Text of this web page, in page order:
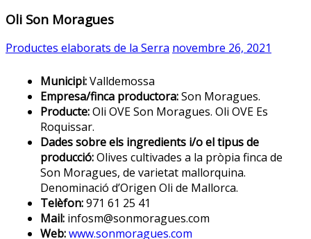
Oli Son Moragues
Productes elaborats de la Serra novembre 26, 2021
Municipi:Valldemossa
Empresa/finca productora:Son Moragues.
Producte:Oli OVE Son Moragues. Oli OVE Es
Roquissar.
Dades sobre els ingredients i/o el tipus de
producció:Olives cultivades a la pròpia finca de
Son Moragues, de varietat mallorquina.
Denominació d’Origen Oli de Mallorca.
Telèfon:971 61 25 41
Mail: infosm@sonmoragues.com
Web:www.sonmoragues.com